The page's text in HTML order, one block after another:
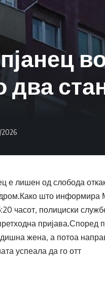
два
е лишен од слобода
што информира
часот, полициски
пријава.Според
жена, а потоа
успеала да го отт